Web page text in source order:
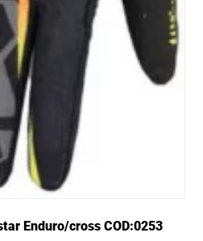
Enduro/cross COD:0253